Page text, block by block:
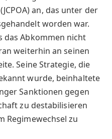
an, das unter der
worden war.
das Abkommen nicht
weiterhin an seinen
Seine Strategie, die
wurde, beinhaltete
Sanktionen gegen
zu destabilisieren
Regimewechsel zu